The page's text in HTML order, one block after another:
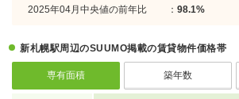
2025年04月中央値の前年比
： 98.1%
新札幌駅周辺のSUUMO掲載の賃貸物件価格帯
専有面積 築年数